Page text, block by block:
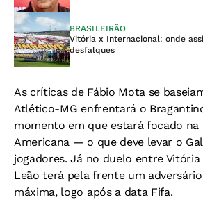
BRASILEIRÃO
Vitória x Internacional: onde
desfalques
As críticas de Fábio Mota se
Atlético-MG enfrentará o
momento em que estará focado na
Americana — o que deve levar o
jogadores. Já no duelo entre Vitória
Leão terá pela frente um
máxima, logo após a data Fifa.